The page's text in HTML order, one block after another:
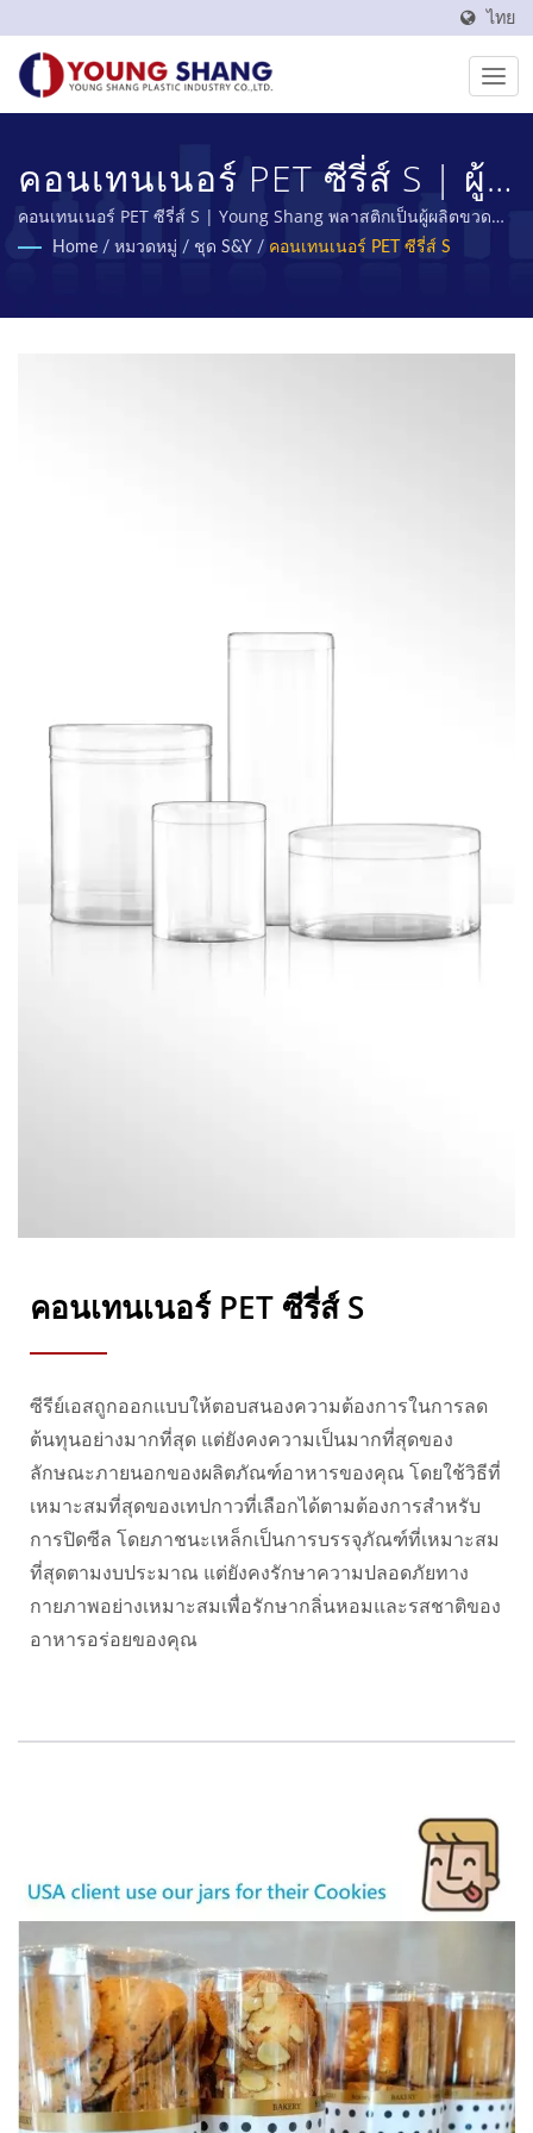
ไทย
คอนเทนเนอร์ PET ซีรี่ส์ S | ผู้
ผลิตขวดและโอ่ง PET ที่ทำใน
ไต้หวัน | YOUNG SHANG
PLASTIC INDUSTRY CO., LTD.
คอนเทนเนอร์ PET ซีรี่ส์ S | Young Shang พลาสติกเป็นผู้ผลิตขวด
PET และขวด PET จากไต้หวันมาเกือบ 50 ปี
Home / หมวดหมู่ / ชุด S&Y / คอนเทนเนอร์ PET ซีรี่ส์ S
คอนเทนเนอร์ PET ซีรี่ส์ S
ซีรีย์เอสถูกออกแบบให้ตอบสนองความต้องการในการลด
ต้นทุนอย่างมากที่สุด แต่ยังคงความเป็นมากที่สุดของ
ลักษณะภายนอกของผลิตภัณฑ์อาหารของคุณ โดยใช้วิธีที่
เหมาะสมที่สุดของเทปกาวที่เลือกได้ตามต้องการสำหรับ
การปิดซีล โดยภาชนะเหล็กเป็นการบรรจุภัณฑ์ที่เหมาะสม
ที่สุดตามงบประมาณ แต่ยังคงรักษาความปลอดภัยทาง
กายภาพอย่างเหมาะสมเพื่อรักษากลิ่นหอมและรสชาติของ
อาหารอร่อยของคุณ